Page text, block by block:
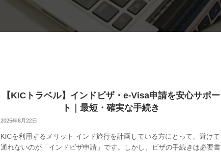
【KICトラベル】インドビザ・e-Visa申請を安心サポー
ト｜最短・確実な手続き
2025年8月22日
KICを利用するメリット インド旅行を計画している方にとって、避けて
通れないのが「インドビザ申請」です。しかし、ビザの手続きは必要書